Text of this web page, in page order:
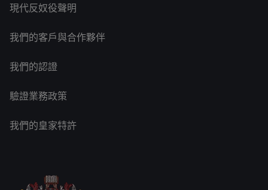
現代反奴役聲明
我們的客戶與合作夥伴
我們的認證
驗證業務政策
我們的皇家特許